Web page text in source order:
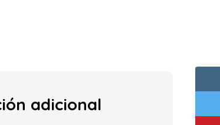
adicional